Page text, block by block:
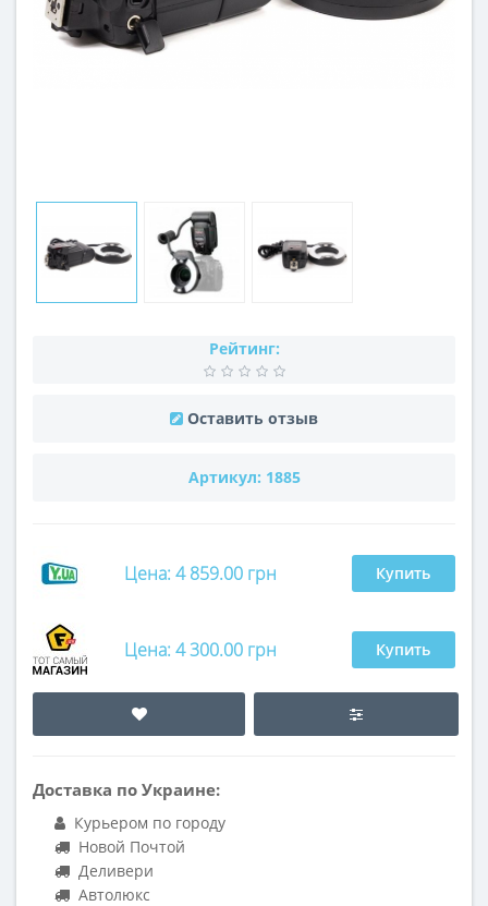
Рейтинг:
Оставить отзыв
Артикул: 1885
Цена: 4 859.00 грн Купить
Цена: 4 300.00 грн Купить
Доставка по Украине:
Курьером по городу
Новой Почтой
Деливери
Автолюкс